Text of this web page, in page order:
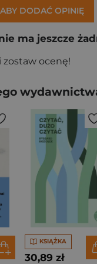
DODAĆ OPINIĘ
ma jeszcze
ocenę!
KSIĄŻKA
30,89 zł